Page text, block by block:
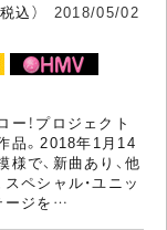
込） 2018/05/02
！プロジェクト
品。2018年1月14
で、新曲あり、他
ペシャル・ユニッ
ージを…